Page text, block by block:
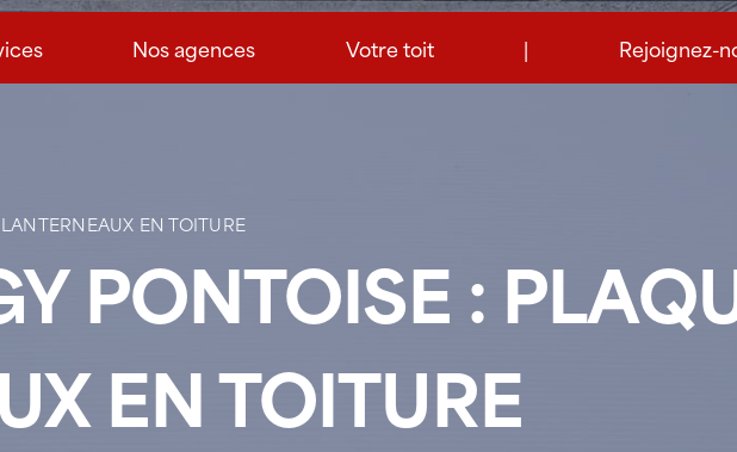
Nos agences Votre toit | Rejoignez-
EN TOITURE
PONTOISE :
EN TOITURE